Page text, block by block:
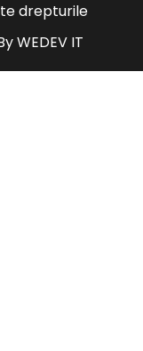
drepturile
WEDEV IT